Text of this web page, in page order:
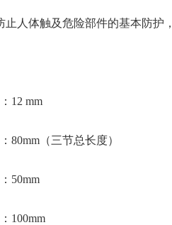
体触及危险部件的基本防护
12 mm
（三节总长度）
50mm
100mm